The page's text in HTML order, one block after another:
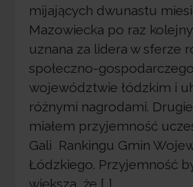
mijających dwunastu
Mazowiecka po raz kolejny
uznana za lidera w sferze
społeczno-
województwie łódzkim i
różnymi nagrodami.
miałem przyjemność
Gali Rankingu Gmin
Łódzkiego. Przyjemność
większa, że […]